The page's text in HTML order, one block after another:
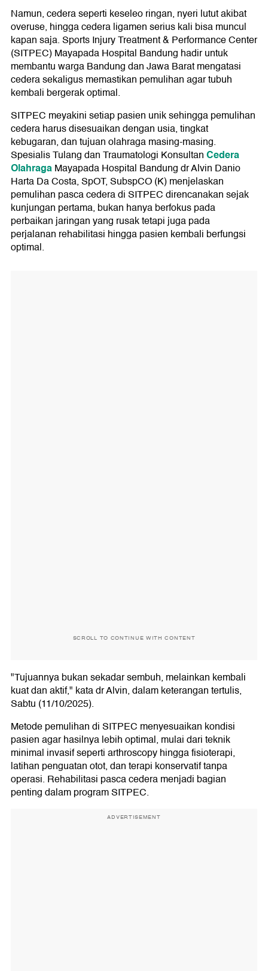
Namun, cedera seperti keseleo ringan, nyeri lutut akibat
overuse, hingga cedera ligamen serius kali bisa muncul
kapan saja. Sports Injury Treatment & Performance Center
(SITPEC) Mayapada Hospital Bandung hadir untuk
membantu warga Bandung dan Jawa Barat mengatasi
cedera sekaligus memastikan pemulihan agar tubuh
kembali bergerak optimal.
SITPEC meyakini setiap pasien unik sehingga pemulihan
cedera harus disesuaikan dengan usia, tingkat
kebugaran, dan tujuan olahraga masing-masing.
Spesialis Tulang dan Traumatologi KonsultanCedera
OlahragaMayapada Hospital Bandung dr Alvin Danio
Harta Da Costa, SpOT, SubspCO (K) menjelaskan
pemulihan pasca cedera di SITPEC direncanakan sejak
kunjungan pertama, bukan hanya berfokus pada
perbaikan jaringan yang rusak tetapi juga pada
perjalanan rehabilitasi hingga pasien kembali berfungsi
optimal.
SCROLL TO CONTINUE WITH CONTENT
"Tujuannya bukan sekadar sembuh, melainkan kembali
kuat dan aktif," kata dr Alvin, dalam keterangan tertulis,
Sabtu (11/10/2025).
Metode pemulihan di SITPEC menyesuaikan kondisi
pasien agar hasilnya lebih optimal, mulai dari teknik
minimal invasif seperti arthroscopy hingga fisioterapi,
latihan penguatan otot, dan terapi konservatif tanpa
operasi. Rehabilitasi pasca cedera menjadi bagian
penting dalam program SITPEC.
ADVERTISEMENT